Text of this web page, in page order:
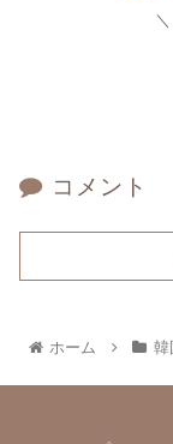
コメント
ホーム 韓